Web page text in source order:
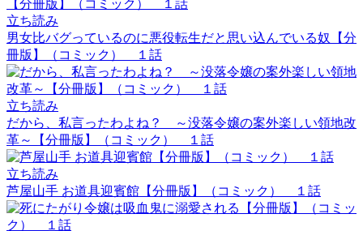
立ち読み
男女比バグっているのに悪役転生だと思い込んでいる奴【分
冊版】（コミック） １話
立ち読み
だから、私言ったわよね？ ～没落令嬢の案外楽しい領地改
革～【分冊版】（コミック） １話
立ち読み
芦屋山手 お道具迎賓館【分冊版】（コミック） １話